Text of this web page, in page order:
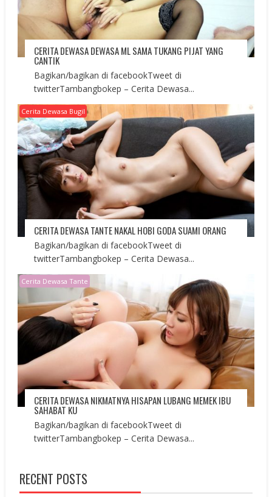
CERITA DEWASA DEWASA ML SAMA TUKANG PIJAT YANG
CANTIK
Bagikan/bagikan di facebookTweet di
twitterTambangbokep – Cerita Dewasa...
Cerita Dewasa Bugil
CERITA DEWASA TANTE NAKAL HOBI GODA SUAMI ORANG
Bagikan/bagikan di facebookTweet di
twitterTambangbokep – Cerita Dewasa...
Cerita Dewasa Tante
CERITA DEWASA NIKMATNYA HISAPAN LUBANG MEMEK IBU
SAHABAT KU
Bagikan/bagikan di facebookTweet di
twitterTambangbokep – Cerita Dewasa...
RECENT POSTS